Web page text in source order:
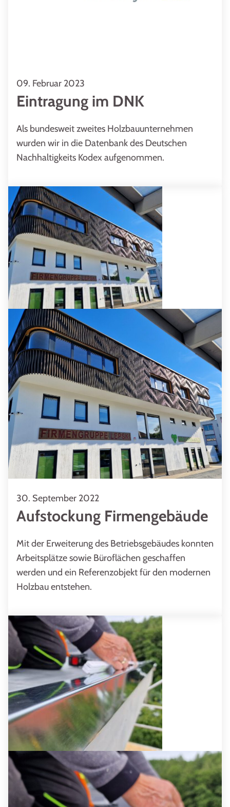
09. Februar 2023
Eintragung im DNK
Als bundesweit zweites Holzbauunternehmen
wurden wir in die Datenbank des Deutschen
Nachhaltigkeits Kodex aufgenommen.
30. September 2022
Aufstockung Firmengebäude
Mit der Erweiterung des Betriebsgebäudes konnten
Arbeitsplätze sowie Büroflächen geschaffen
werden und ein Referenzobjekt für den modernen
Holzbau entstehen.